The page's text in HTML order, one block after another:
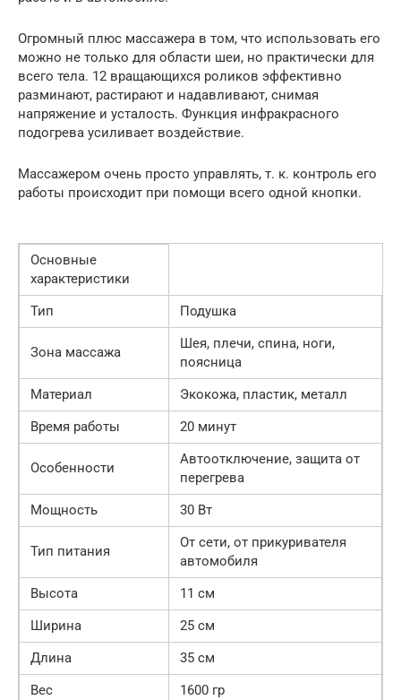
Огромный плюс массажера в том, что использовать его
можно не только для области шеи, но практически для
всего тела. 12 вращающихся роликов эффективно
разминают, растирают и надавливают, снимая
напряжение и усталость. Функция инфракрасного
подогрева усиливает воздействие.
Массажером очень просто управлять, т. к. контроль его
работы происходит при помощи всего одной кнопки.
Основные
характеристики
Тип
Подушка
Зона массажа
Шея, плечи, спина, ноги,
поясница
Материал
Экокожа, пластик, металл
Время работы
20 минут
Особенности
Автоотключение, защита от
перегрева
Мощность
30 Вт
Тип питания
От сети, от прикуривателя
автомобиля
Высота
11 см
Ширина
25 см
Длина
35 см
Вес
1600 гр